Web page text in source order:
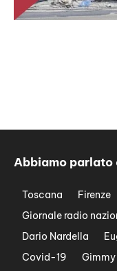
Abbiamo parlato
Toscana Firenze
Giornale radio
Dario Nardella
Covid-19